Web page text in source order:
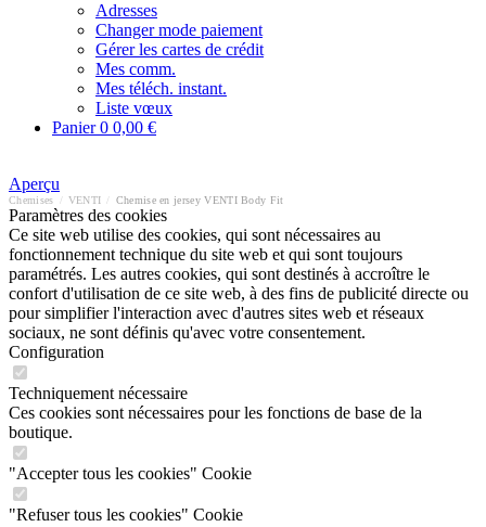
Adresses
Changer mode paiement
Gérer les cartes de crédit
Mes comm.
Mes téléch. instant.
Liste vœux
Panier0 0,00 €
Aperçu
Chemises VENTI Chemise en jersey VENTI Body Fit
Paramètres des cookies
Ce site web utilise des cookies, qui sont nécessaires au
fonctionnement technique du site web et qui sont toujours
paramétrés. Les autres cookies, qui sont destinés à accroître le
confort d'utilisation de ce site web, à des fins de publicité directe ou
pour simplifier l'interaction avec d'autres sites web et réseaux
sociaux, ne sont définis qu'avec votre consentement.
Configuration
Techniquement nécessaire
Ces cookies sont nécessaires pour les fonctions de base de la
boutique.
"Accepter tous les cookies" Cookie
"Refuser tous les cookies" Cookie